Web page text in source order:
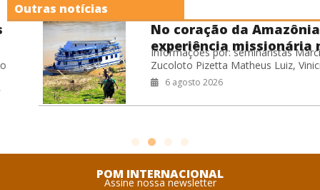
Outras notícias
No coração da Amazônia: a
experiência missionária no
Barco Hospital Laguna
Negra
Informações por: seminaristas Marciel
Zucoloto Pizetta Matheus Luiz, Vinicius
Leite de Oliveira Willian Miranda Cardoso
Durante o período de férias do
seminário, os seminaristas
6 agosto 2026
POM INTERNACIONAL
Assine nossa newsletter